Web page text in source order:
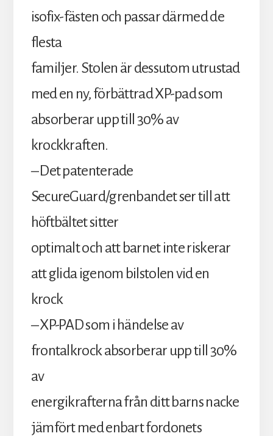
isofix-fästen och passar därmed de
flesta
familjer. Stolen är dessutom utrustad
med en ny, förbättrad XP-pad som
absorberar upp till 30% av
krockkraften.
– Det patenterade
SecureGuard/grenbandet ser till att
höftbältet sitter
optimalt och att barnet inte riskerar
att glida igenom bilstolen vid en
krock
– XP-PAD som i händelse av
frontalkrock absorberar upp till 30%
av
energikrafterna från ditt barns nacke
jämfört med enbart fordonets